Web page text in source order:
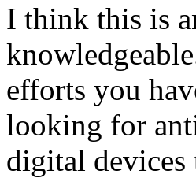
I think this is
efforts you
looking for
digital